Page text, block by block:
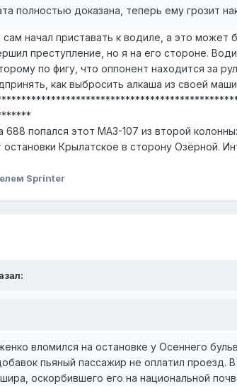
полностью доказана, теперь ему грозит
начал приставать к водиле, а это может
преступление, но я на его стороне.
по фигу, что оппонент находится за
как выбросить алкаша из своей
попался этот МАЗ-107 из второй колонны:
Крылатское в сторону Озёрной.
Sprinter
вломился на остановке у Осеннего
пьяный пассажир не оплатил проезд.
оскорбившего его на национальной